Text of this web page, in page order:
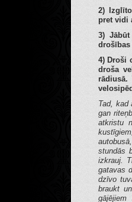
2)
pret vidi
3)
4) Droši
droša
Tad, kad
gan
atkristu
stundās
izkrauj.
gatavas
dzīvo
braukt